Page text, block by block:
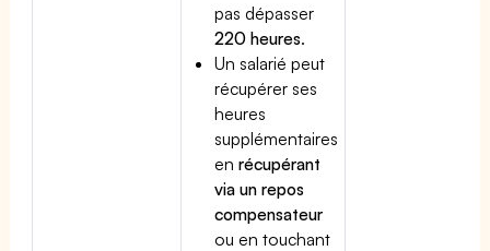
pas dépasser
220 heures.
Un salarié peut
récupérer ses
heures
supplémentaires
enrécupérant
via un repos
compensateur
ou en touchant